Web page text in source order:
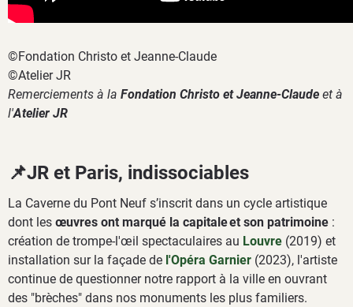
©Fondation Christo et Jeanne-Claude
©Atelier JR
Remerciements à la Fondation Christo et Jeanne-Claude et à
l'Atelier JR
📌JR et Paris, indissociables
La Caverne du Pont Neuf s’inscrit dans un cycle artistique
dont les œuvres ont marqué la capitale et son patrimoine :
création de trompe-l'œil spectaculaires au Louvre (2019) et
installation sur la façade de l'Opéra Garnier (2023), l'artiste
continue de questionner notre rapport à la ville en ouvrant
des "brèches" dans nos monuments les plus familiers.